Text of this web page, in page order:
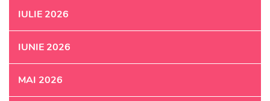
IULIE 2026
IUNIE 2026
MAI 2026